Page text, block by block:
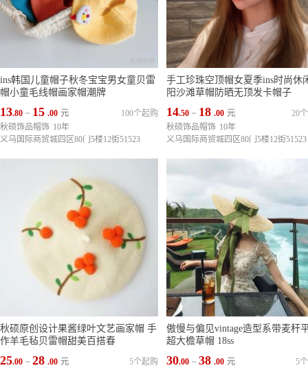
ins韩国儿童帽子秋冬宝宝男女童贝雷
帽小童毛线帽画家帽潮牌
13.80 ~ 15 .00 元
100个起购
秋硕饰品帽饰 10年
义乌国际商贸城四区80门5楼12街51523
手工珍珠空顶帽女夏季ins时尚休
阳沙滩草帽防晒无顶发卡帽子
14.50 ~ 18 .00 元
20
秋硕饰品帽饰 10年
义乌国际商贸城四区80门5楼12街51523
秋硕原创设计果酱绿叶文艺画家帽 手
作羊毛毡贝雷帽甜美百搭春
25.00 ~ 28 .00 元
5个起购
傲慢与偏见vintage造型系带麦秆
超大檐草帽 18ss
30.00 ~ 38 .00 元
5